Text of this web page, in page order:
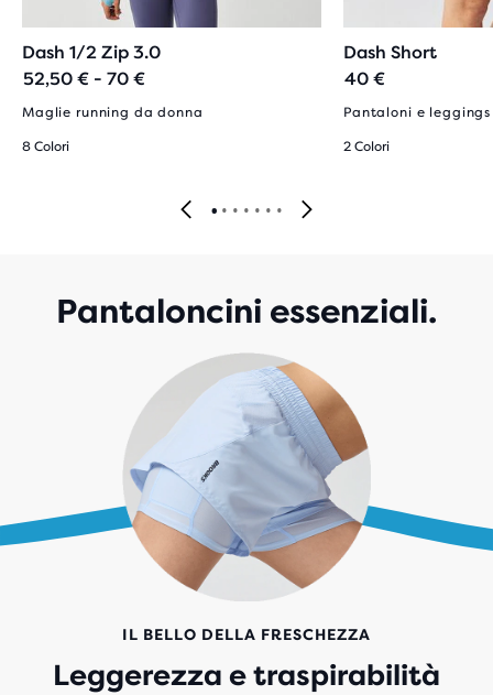
Dash 1/2 Zip 3.0
52,50 € - 70 €
Maglie running da donna
8 Colori
Dash Short
40 €
Pantaloni e
2 Colori
Pantaloncini essenziali.
IL BELLO DELLA FRESCHEZZA
Leggerezza e traspirabilità